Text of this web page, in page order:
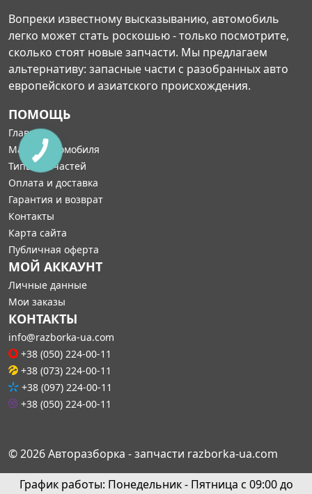
Вопреки известному высказыванию, автомобиль
легко может стать роскошью - только посмотрите,
сколько стоят новые запчасти. Мы предлагаем
альтернативу: запасные части с разобранных авто
европейского и азиатского происхождения.
ПОМОЩЬ
Главная
Марка автомобиля
Типы запчастей
Оплата и доставка
Гарантия и возврат
Контакты
Карта сайта
Публичная оферта
МОЙ АККАУНТ
Личные данные
Мои заказы
КОНТАКТЫ
info@razborka-ua.com
+38 (050) 224-00-11
+38 (073) 224-00-11
+38 (097) 224-00-11
+38 (050) 224-00-11
© 2026 Авторазборка - запчасти razborka-ua.com
График работы: Понедельник - Пятница с 09:00 до